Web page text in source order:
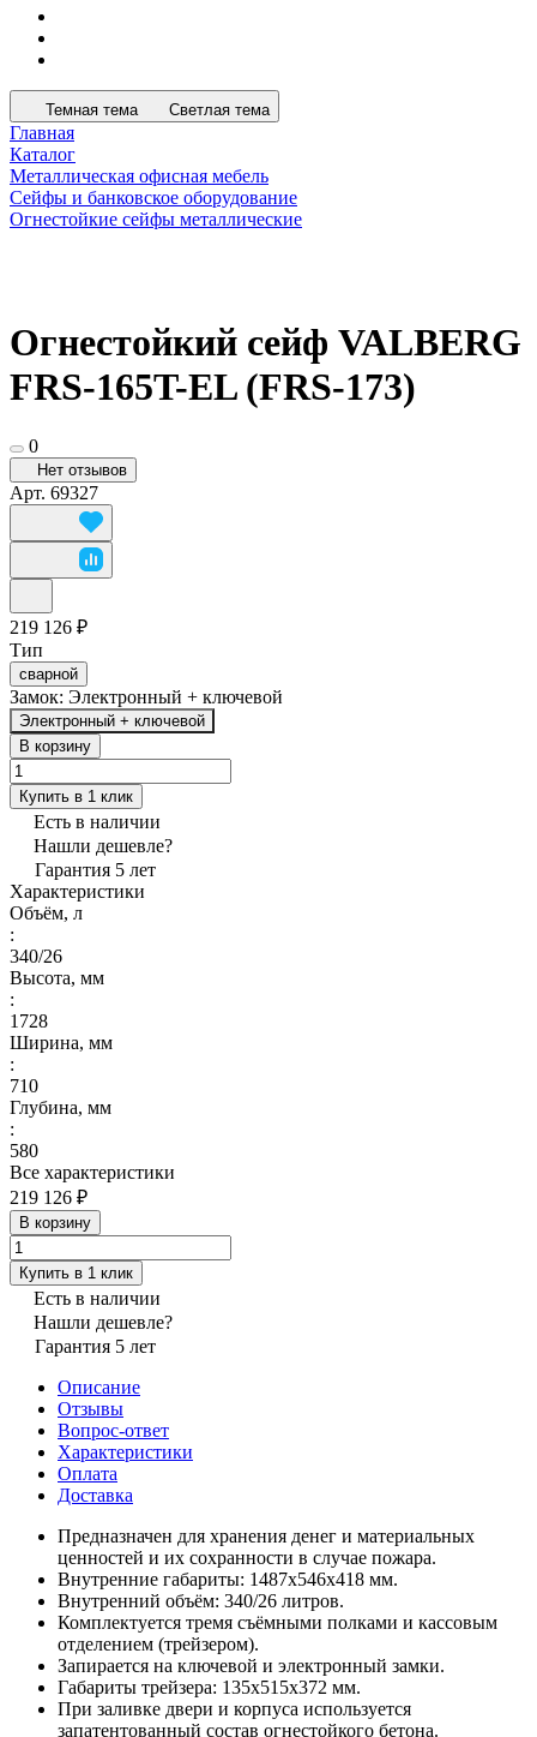
Темная тема Светлая тема
Главная
Каталог
Металлическая офисная мебель
Сейфы и банковское оборудование
Огнестойкие сейфы металлические
Огнестойкий сейф VALBERG
FRS-165T-EL (FRS-173)
0
Нет отзывов
Арт. 69327
219 126 ₽
Тип
сварной
Замок: Электронный + ключевой
Электронный + ключевой
В корзину
Купить в 1 клик
Есть в наличии
Нашли дешевле?
Гарантия 5 лет
Характеристики
Объём, л
:
340/26
Высота, мм
:
1728
Ширина, мм
:
710
Глубина, мм
:
580
Все характеристики
219 126 ₽
В корзину
Купить в 1 клик
Есть в наличии
Нашли дешевле?
Гарантия 5 лет
Описание
Отзывы
Вопрос-ответ
Характеристики
Оплата
Доставка
Предназначен для хранения денег и материальных
ценностей и их сохранности в случае пожара.
Внутренние габариты: 1487х546х418 мм.
Внутренний объём: 340/26 литров.
Комплектуется тремя съёмными полками и кассовым
отделением (трейзером).
Запирается на ключевой и электронный замки.
Габариты трейзера: 135х515х372 мм.
При заливке двери и корпуса используется
запатентованный состав огнестойкого бетона.